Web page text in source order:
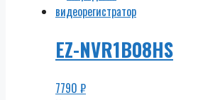
EZ-NVR1B08HS
7790 ₽